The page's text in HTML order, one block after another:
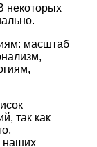
некоторых
масштаб
так как
наших